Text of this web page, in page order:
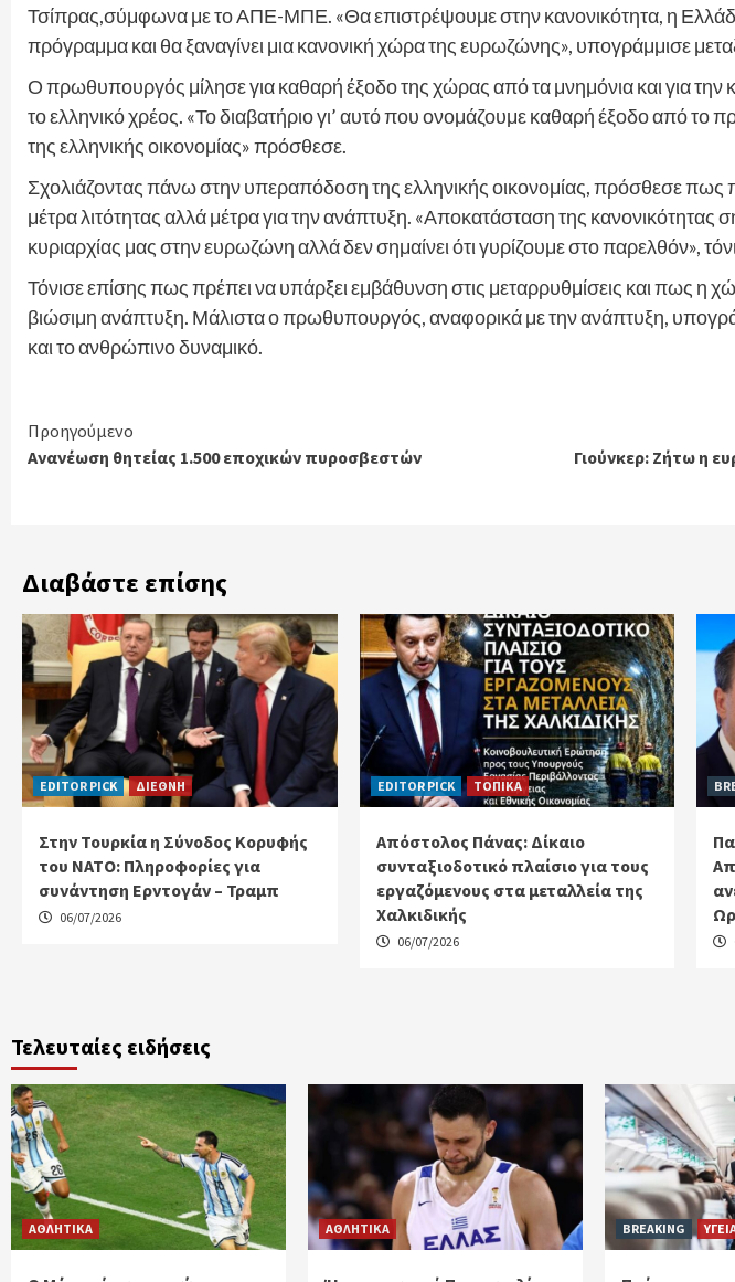
Τσίπρας,σύμφωνα με το ΑΠΕ-ΜΠΕ. «Θα επιστρέψουμε στην κανονικότητα, η
πρόγραμμα και θα ξαναγίνει μια κανονική χώρα της ευρωζώνης», υπογράμμισε
Ο πρωθυπουργός μίλησε για καθαρή έξοδο της χώρας από τα μνημόνια και για την
το ελληνικό χρέος. «Το διαβατήριο γι’ αυτό που ονομάζουμε καθαρή έξοδο από το
της ελληνικής οικονομίας» πρόσθεσε.
Σχολιάζοντας πάνω στην υπεραπόδοση της ελληνικής οικονομίας, πρόσθεσε πως
μέτρα λιτότητας αλλά μέτρα για την ανάπτυξη. «Αποκατάσταση της κανονικότητας
κυριαρχίας μας στην ευρωζώνη αλλά δεν σημαίνει ότι γυρίζουμε στο παρελθόν»,
Τόνισε επίσης πως πρέπει να υπάρξει εμβάθυνση στις μεταρρυθμίσεις και πως η
βιώσιμη ανάπτυξη. Μάλιστα ο πρωθυπουργός, αναφορικά με την ανάπτυξη,
και το ανθρώπινο δυναμικό.
Continue
Reading
Προηγούμενο
Ανανέωση θητείας 1.500 εποχικών πυροσβεστών
Γιούνκερ: Ζήτω η
Διαβάστε επίσης
EDITOR PICK ΔΙΕΘΝΗ
Στην Τουρκία η Σύνοδος Κορυφής
του ΝΑΤΟ: Πληροφορίες για
συνάντηση Ερντογάν – Τραμπ
06/07/2026
EDITOR PICK ΤΟΠΙΚΑ
Απόστολος Πάνας: Δίκαιο
συνταξιοδοτικό πλαίσιο για τους
εργαζόμενους στα μεταλλεία της
Χαλκιδικής
06/07/2026
Τελευταίες ειδήσεις
ΑΘΛΗΤΙΚΑ ΑΘΛΗΤΙΚΑ BREAKING